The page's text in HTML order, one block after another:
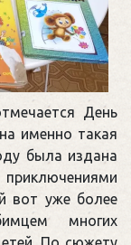
День
именно такая
была издана
приключениями
вот уже более
многих